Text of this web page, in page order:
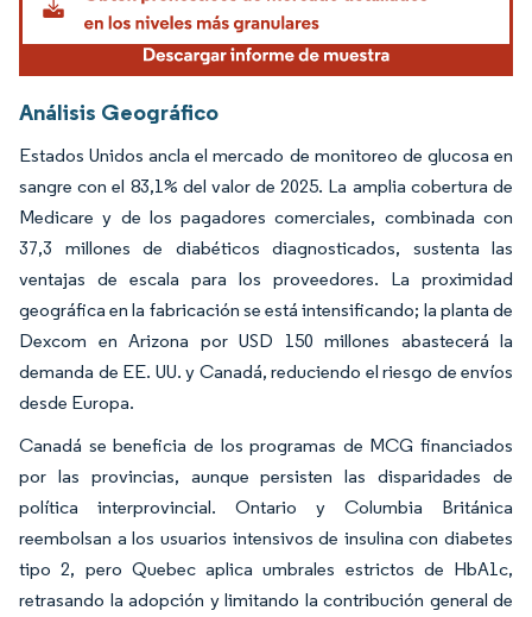
Análisis Geográfico
Estados Unidos ancla el mercado de monitoreo de glucosa en
sangre con el 83,1% del valor de 2025. La amplia cobertura de
Medicare y de los pagadores comerciales, combinada con
37,3 millones de diabéticos diagnosticados, sustenta las
ventajas de escala para los proveedores. La proximidad
geográfica en la fabricación se está intensificando; la planta de
Dexcom en Arizona por USD 150 millones abastecerá la
demanda de EE. UU. y Canadá, reduciendo el riesgo de envíos
desde Europa.
Canadá se beneficia de los programas de MCG financiados
por las provincias, aunque persisten las disparidades de
política interprovincial. Ontario y Columbia Británica
reembolsan a los usuarios intensivos de insulina con diabetes
tipo 2, pero Quebec aplica umbrales estrictos de HbA1c,
retrasando la adopción y limitando la contribución general de